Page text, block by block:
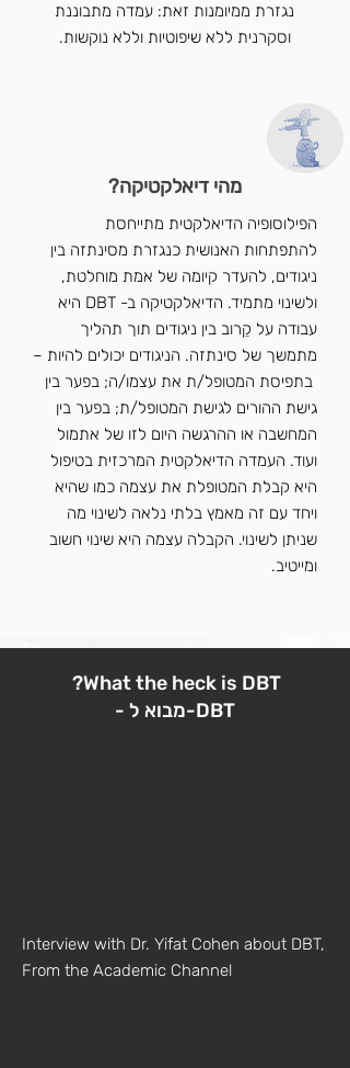
נגזרת ממיומנות זאת: עמדה מתבוננת
וסקרנית ללא שיפוטיות וללא נוקשות.
מהי דיאלקטיקה?
הפילוסופיה הדיאלקטית מתייחסת
להתפתחות האנושית כנגזרת מסינתזה בין
ניגודים, להעדר קיומה של אמת מוחלטת,
ולשינוי מתמיד. הדיאלקטיקה ב- DBT היא
עבודה על קֵרוב בין ניגודים תוך תהליך
מתמשך של סינתזה. הניגודים יכולים להיות –
בתפיסת המטופל/ת את עצמו/ה; בפער בין
גישת ההורים לגישת המטופל/ת; בפער בין
המחשבה או ההרגשה היום לזו של אתמול
ועוד. העמדה הדיאלקטית המרכזית בטיפול
היא קבלת המטופלת את עצמה כמו שהיא
ויחד עם זה מאמץ בלתי נלאה לשינוי מה
שניתן לשינוי. הקבלה עצמה היא שינוי חשוב
ומייטיב.
?What the heck is DBT
- מבוא ל-DBT
Interview with Dr. Yifat Cohen about DBT,
From the Academic Channel